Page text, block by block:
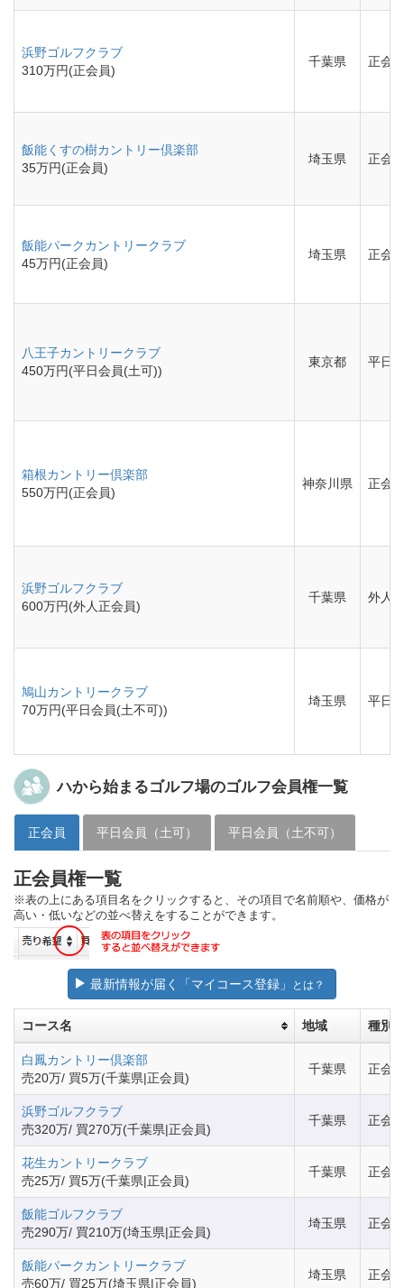
浜野ゴルフクラブ
310万円(正会員)
千葉県 正会
飯能くすの樹カントリー倶楽部
35万円(正会員)
埼玉県 正会
飯能パークカントリークラブ
45万円(正会員)
埼玉県 正会
八王子カントリークラブ
450万円(平日会員(土可))
東京都 平日
箱根カントリー倶楽部
550万円(正会員)
神奈川県 正会
浜野ゴルフクラブ
600万円(外人正会員)
千葉県 外人
鳩山カントリークラブ
70万円(平日会員(土不可))
埼玉県 平日
ハから始まるゴルフ場のゴルフ会員権一覧
正会員 平日会員（土可） 平日会員（土不可）
正会員権一覧
※表の上にある項目名をクリックすると、その項目で名前順や、価格が
高い・低いなどの並べ替えをすることができます。
最新情報が届く「マイコース登録」 とは？
コース名 地域 種別
白鳳カントリー倶楽部
売20万/ 買5万(千葉県|正会員)
千葉県 正会
浜野ゴルフクラブ
売320万/ 買270万(千葉県|正会員)
千葉県 正会
花生カントリークラブ
売25万/ 買5万(千葉県|正会員)
千葉県 正会
飯能ゴルフクラブ
売290万/ 買210万(埼玉県|正会員)
埼玉県 正会
飯能パークカントリークラブ
売60万/ 買25万(埼玉県|正会員)
埼玉県 正会